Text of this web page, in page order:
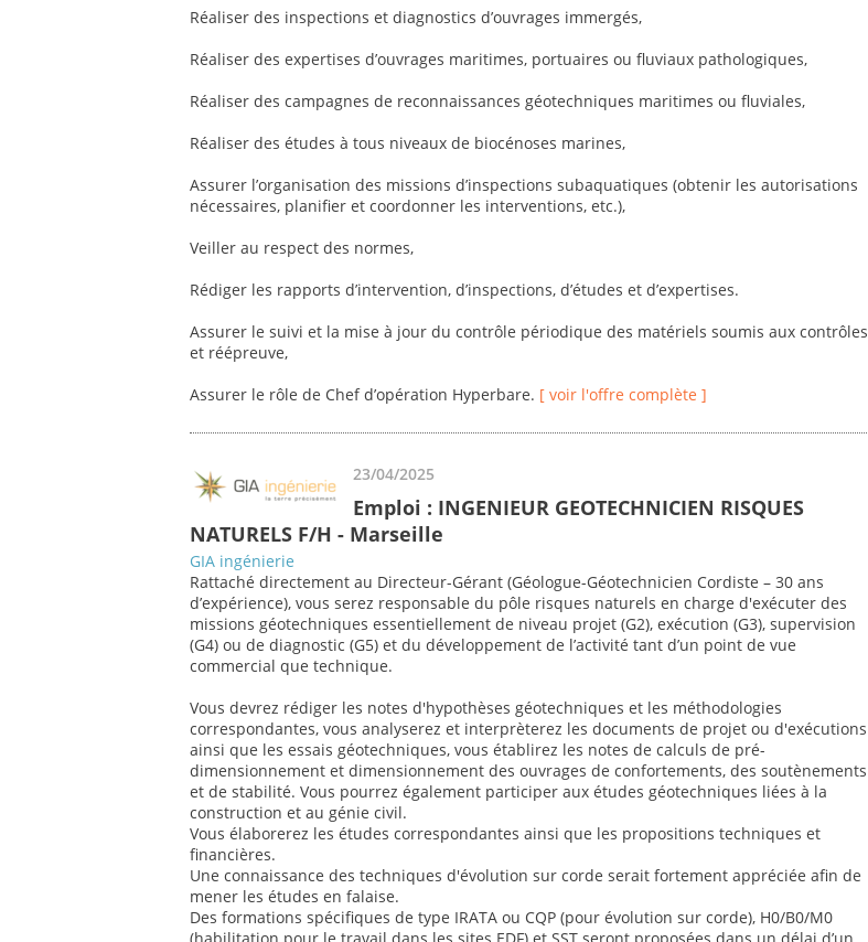
Réaliser des inspections et diagnostics d’ouvrages immergés,
Réaliser des expertises d’ouvrages maritimes, portuaires ou fluviaux pathologiques,
Réaliser des campagnes de reconnaissances géotechniques maritimes ou fluviales,
Réaliser des études à tous niveaux de biocénoses marines,
Assurer l’organisation des missions d’inspections subaquatiques (obtenir les autorisations
nécessaires, planifier et coordonner les interventions, etc.),
Veiller au respect des normes,
Rédiger les rapports d’intervention, d’inspections, d’études et d’expertises.
Assurer le suivi et la mise à jour du contrôle périodique des matériels soumis aux contrôles
et réépreuve,
Assurer le rôle de Chef d’opération Hyperbare. [ voir l'offre complète ]
23/04/2025
Emploi : INGENIEUR GEOTECHNICIEN RISQUES
NATURELS F/H - Marseille
GIA ingénierie
Rattaché directement au Directeur-Gérant (Géologue-Géotechnicien Cordiste – 30 ans
d’expérience), vous serez responsable du pôle risques naturels en charge d'exécuter des
missions géotechniques essentiellement de niveau projet (G2), exécution (G3), supervision
(G4) ou de diagnostic (G5) et du développement de l’activité tant d’un point de vue
commercial que technique.
Vous devrez rédiger les notes d'hypothèses géotechniques et les méthodologies
correspondantes, vous analyserez et interprèterez les documents de projet ou d'exécutions
ainsi que les essais géotechniques, vous établirez les notes de calculs de pré-
dimensionnement et dimensionnement des ouvrages de confortements, des soutènements
et de stabilité. Vous pourrez également participer aux études géotechniques liées à la
construction et au génie civil.
Vous élaborerez les études correspondantes ainsi que les propositions techniques et
financières.
Une connaissance des techniques d'évolution sur corde serait fortement appréciée afin de
mener les études en falaise.
Des formations spécifiques de type IRATA ou CQP (pour évolution sur corde), H0/B0/M0